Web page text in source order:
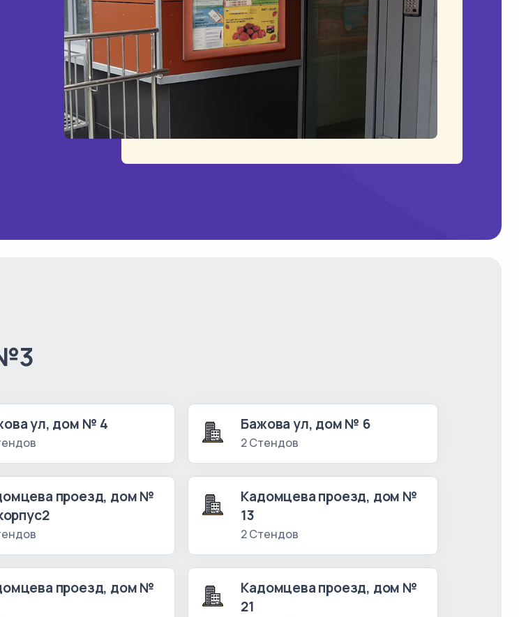
ул, дом № 4 Бажова ул, дом № 6
2 Стендов
проезд, дом №
Кадомцева проезд, дом №
13
2 Стендов
проезд, дом №
Кадомцева проезд, дом №
21